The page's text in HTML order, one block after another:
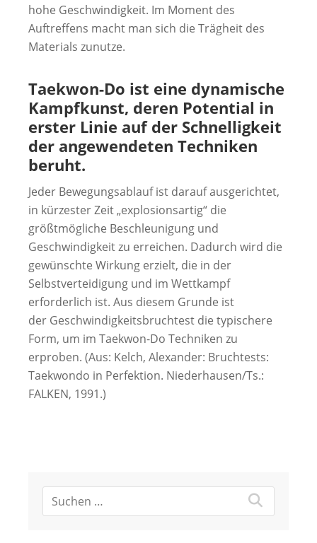
hohe Geschwindigkeit. Im Moment des
Auftreffens macht man sich die Trägheit des
Materials zunutze.
Taekwon-Do ist eine dynamische
Kampfkunst, deren Potential in
erster Linie auf der Schnelligkeit
der angewendeten Techniken
beruht.
Jeder Bewegungsablauf ist darauf ausgerichtet,
in kürzester Zeit „explosionsartig“ die
größtmögliche Beschleunigung und
Geschwindigkeit zu erreichen. Dadurch wird die
gewünschte Wirkung erzielt, die in der
Selbstverteidigung und im Wettkampf
erforderlich ist. Aus diesem Grunde ist
der Geschwindigkeitsbruchtest die typischere
Form, um im Taekwon-Do Techniken zu
erproben. (Aus: Kelch, Alexander: Bruchtests:
Taekwondo in Perfektion. Niederhausen/Ts.:
FALKEN, 1991.)